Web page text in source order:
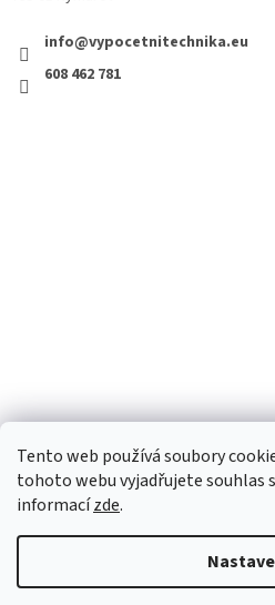
Tento web používá soubory
tohoto webu vyjadřujete souhlas
informacízde.
info@vypocetnitechnika.eu
608 462 781